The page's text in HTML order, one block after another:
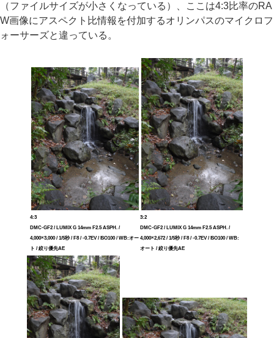
（ファイルサイズが小さくなっている）、ここは4:3比率のRA
W画像にアスペクト比情報を付加するオリンパスのマイクロフ
ォーサーズと違っている。
4:3
DMC-GF2 / LUMIX G 14mm F2.5 ASPH. /
4,000×3,000 / 1/5秒 / F8 / -0.7EV / ISO100 / WB:オー
ト / 絞り優先AE
3:2
DMC-GF2 / LUMIX G 14mm F2.5 ASPH. /
4,000×2,672 / 1/5秒 / F8 / -0.7EV / ISO100 / WB:
オート / 絞り優先AE